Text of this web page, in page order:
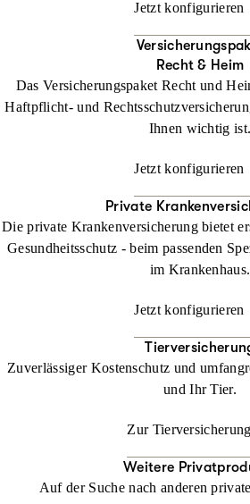
Jetzt konfigurieren
Recht & Heim
Das Versicherungspaket Recht und
Haftpflicht- und
Ihnen wichtig ist.
Jetzt konfigurieren
Private
Die private Krankenversicherung bietet
Gesundheitsschutz - beim passenden
im Krankenhaus.
Jetzt konfigurieren
Zuverlässiger Kostenschutz und
und Ihr Tier.
Zur Tierversicherung
Weitere
Auf der Suche nach anderen